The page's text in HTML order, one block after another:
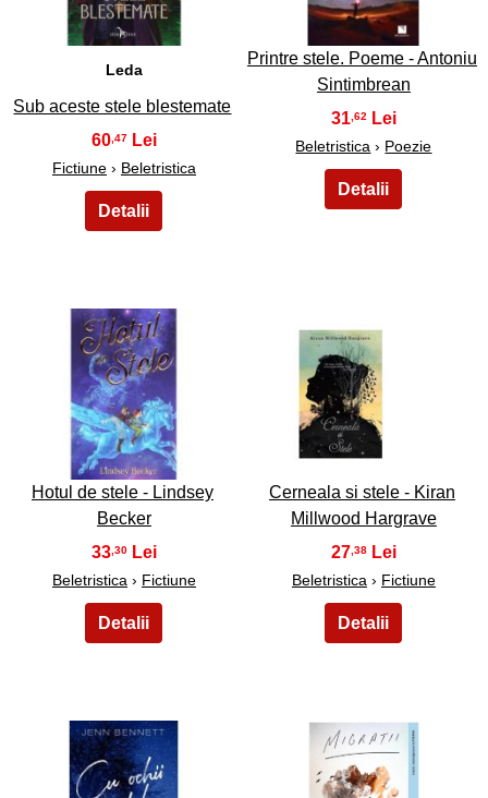
Leda
Sub aceste stele blestemate
60,47
Fictiune› Beletristica
Printre stele. Poeme - Antoniu
Sintimbrean
31 ,62
Beletristica › Poezie
9
Hotul de stele - Lindsey
Becker
33 ,30
Beletristica › Fictiune
10
Cerneala si stele - Kiran
Millwood Hargrave
27,38
Beletristica › Fictiune